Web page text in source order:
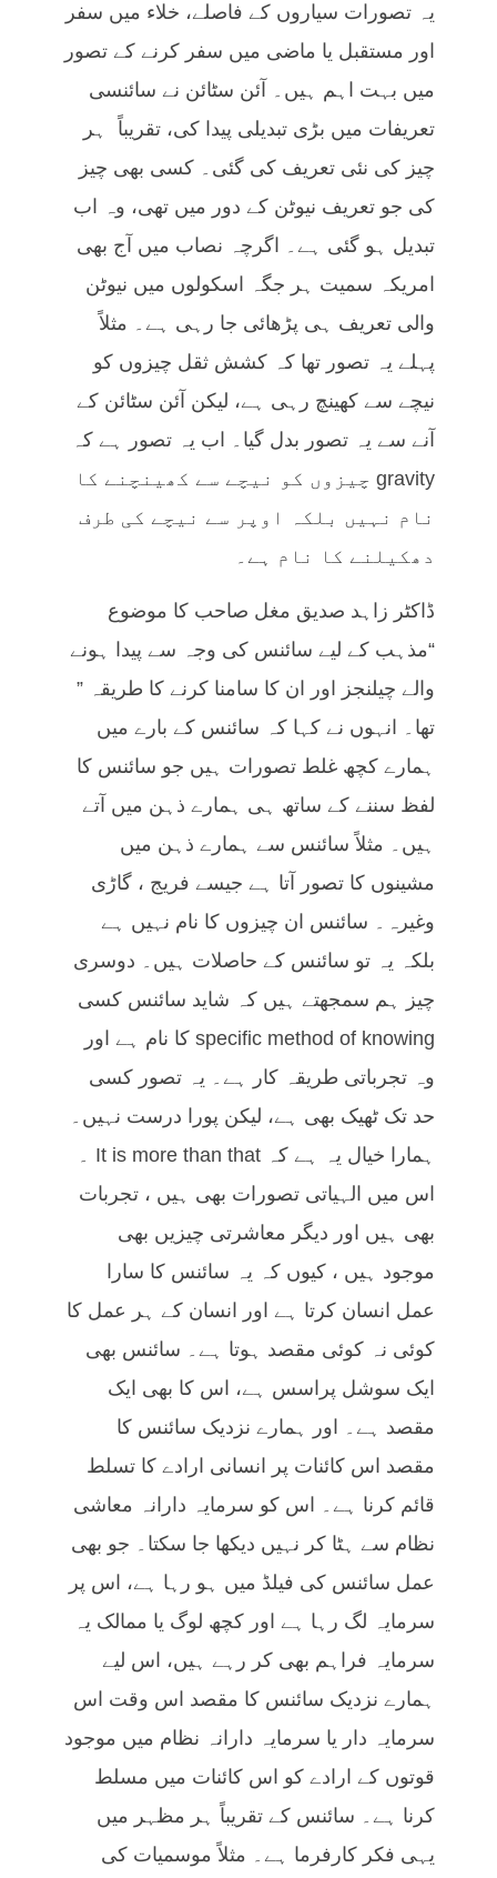
یہ تصورات سیاروں کے فاصلے، خلاء میں سفر
اور مستقبل یا ماضی میں سفر کرنے کے تصور
میں بہت اہم ہیں۔ آئن سٹائن نے سائنسی
تعریفات میں بڑی تبدیلی پیدا کی، تقریباً ہر
چیز کی نئی تعریف کی گئی۔ کسی بھی چیز
کی جو تعریف نیوٹن کے دور میں تھی، وہ اب
تبدیل ہو گئی ہے۔ اگرچہ نصاب میں آج بھی
امریکہ سمیت ہر جگہ اسکولوں میں نیوٹن
والی تعریف ہی پڑھائی جا رہی ہے۔ مثلاً
پہلے یہ تصور تھا کہ کشش ثقل چیزوں کو
نیچے سے کھینچ رہی ہے، لیکن آئن سٹائن کے
آنے سے یہ تصور بدل گیا۔ اب یہ تصور ہے کہ
gravity چیزوں کو نیچے سے کھینچنے کا
نام نہیں بلکہ اوپر سے نیچے کی طرف
دھکیلنے کا نام ہے۔
ڈاکٹر زاہد صدیق مغل صاحب کا موضوع
“مذہب کے لیے سائنس کی وجہ سے پیدا ہونے
والے چیلنجز اور ان کا سامنا کرنے کا طریقہ ”
تھا۔ انہوں نے کہا کہ سائنس کے بارے میں
ہمارے کچھ غلط تصورات ہیں جو سائنس کا
لفظ سننے کے ساتھ ہی ہمارے ذہن میں آتے
ہیں۔ مثلاً سائنس سے ہمارے ذہن میں
مشینوں کا تصور آتا ہے جیسے فریج ، گاڑی
وغیرہ۔ سائنس ان چیزوں کا نام نہیں ہے
بلکہ یہ تو سائنس کے حاصلات ہیں۔ دوسری
چیز ہم سمجھتے ہیں کہ شاید سائنس کسی
specific method of knowing کا نام ہے اور
وہ تجرباتی طریقہ کار ہے۔ یہ تصور کسی
حد تک ٹھیک بھی ہے، لیکن پورا درست نہیں۔
اس میں الہیاتی تصورات بھی ہیں ، تجربات
بھی ہیں اور دیگر معاشرتی چیزیں بھی
موجود ہیں ، کیوں کہ یہ سائنس کا سارا
عمل انسان کرتا ہے اور انسان کے ہر عمل کا
کوئی نہ کوئی مقصد ہوتا ہے۔ سائنس بھی
ایک سوشل پراسس ہے، اس کا بھی ایک
مقصد ہے۔ اور ہمارے نزدیک سائنس کا
مقصد اس کائنات پر انسانی ارادے کا تسلط
قائم کرنا ہے۔ اس کو سرمایہ دارانہ معاشی
نظام سے ہٹا کر نہیں دیکھا جا سکتا۔ جو بھی
عمل سائنس کی فیلڈ میں ہو رہا ہے، اس پر
سرمایہ لگ رہا ہے اور کچھ لوگ یا ممالک یہ
سرمایہ فراہم بھی کر رہے ہیں، اس لیے
ہمارے نزدیک سائنس کا مقصد اس وقت اس
سرمایہ دار یا سرمایہ دارانہ نظام میں موجود
قوتوں کے ارادے کو اس کائنات میں مسلط
کرنا ہے۔ سائنس کے تقریباً ہر مظہر میں
یہی فکر کارفرما ہے۔ مثلاً موسمیات کی